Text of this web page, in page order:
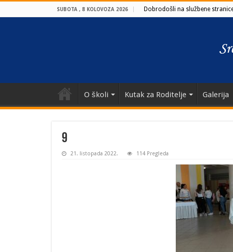
SUBOTA , 8 KOLOVOZA 2026 Dobrodošli na službene
O školi Kutak za Roditelje Galerija
9
21. listopada 2022. 114 Pregleda